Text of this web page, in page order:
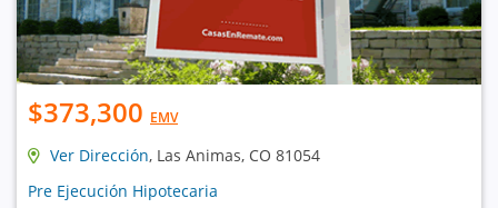
$373,300 EMV
Ver Dirección, Las Animas, CO 81054
Pre Ejecución Hipotecaria